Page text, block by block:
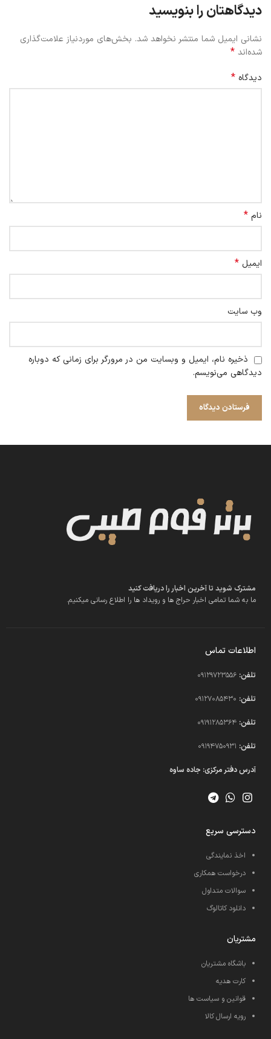
دیدگاهتان را بنویسید
نشانی ایمیل شما منتشر نخواهد شد. بخش‌های موردنیاز علامت‌گذاری
شده‌اند *
دیدگاه *
نام *
ایمیل *
وب‌ سایت
ذخیره نام، ایمیل و وبسایت من در مرورگر برای زمانی که دوباره
دیدگاهی می‌نویسم.
مشترک شوید تا آخرین اخبار را دریافت کنید
ما به شما تمامی اخبار حراج ها و رویداد ها را اطلاع رسانی میکنیم.
اطلاعات تماس
تلفن: 09129723556
تلفن:
تلفن: 09191285364
تلفن:
آدرس دفتر مرکزی: جاده ساوه
دسترسی سریع
اخذ نمایندگی
درخواست همکاری
سوالات متداول
دانلود کاتالوگ
مشتریان
باشگاه مشتریان
کارت هدیه
قوانین و سیاست ها
رویه ارسال کالا